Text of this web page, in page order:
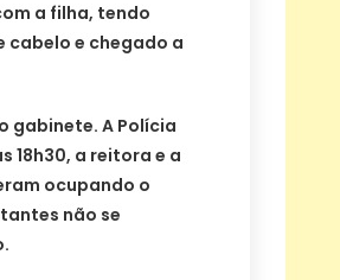
a filha, tendo
cabelo e chegado a
gabinete. A Polícia
18h30, a reitora e a
ocupando o
não se